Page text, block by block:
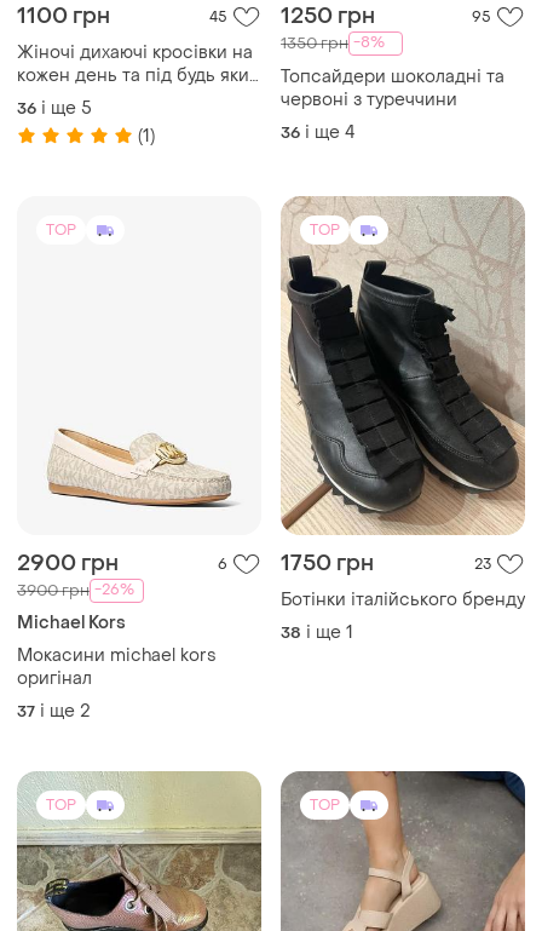
1100 грн 45
Жіночі дихаючі кросівки на
кожен день та під будь який
образ.
36 і ще 5
(1)
1250 грн 95
1350 грн -8%
Топсайдери шоколадні та
червоні з туреччини
36 і ще 4
TOP
2900 грн 6
3900 грн -26%
Michael Kors
Мокасини michael kors
оригінал
37 і ще 2
TOP
1750 грн 23
Ботінки італійського бренду
38 і ще 1
TOP TOP